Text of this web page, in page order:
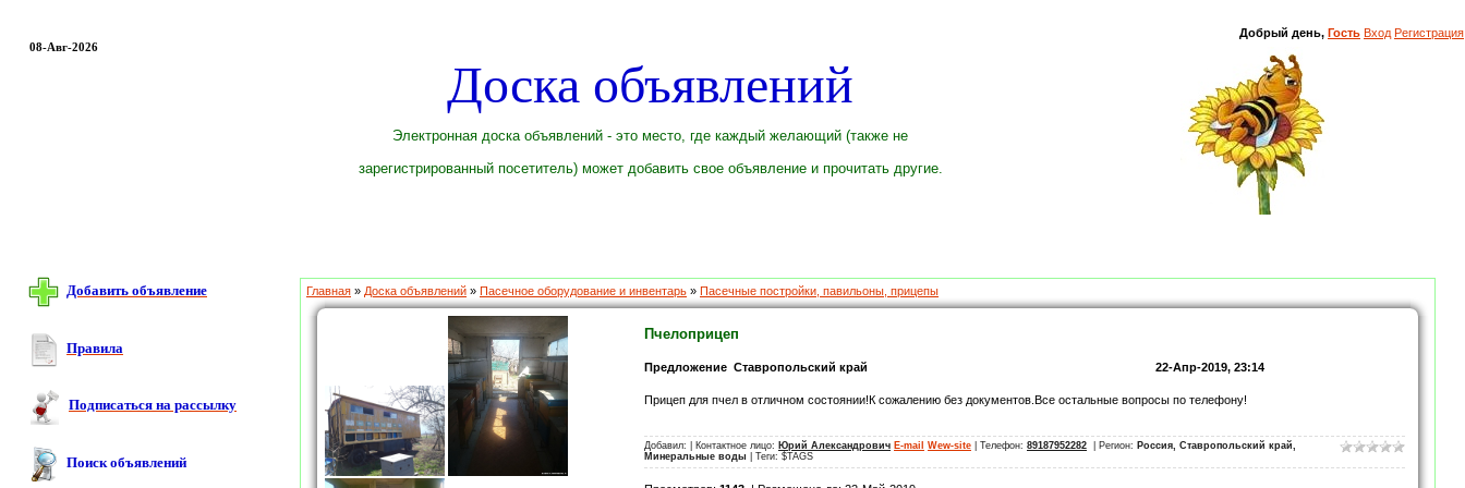
Добрый день, Гость Вход Регистрация
08-Авг-2026
Доска объявлений
Электронная доска объявлений - это место, где каждый желающий (также не
зарегистрированный посетитель) может добавить свое объявление и прочитать другие.
Добавить объявление
Правила
Подписаться на рассылку
Поиск объявлений
Главная » Доска объявлений » Пасечное оборудование и инвентарь » Пасечные постройки, павильоны, прицепы
Пчелоприцеп
Предложение Ставропольский край 22-Апр-2019, 23:14
Прицеп для пчел в отличном состоянии!К сожалению без документов.Все остальные вопросы по телефону!
Добавил: | Контактное лицо: Юрий Александрович E-mail Wew-site | Телефон: 89187952282 | Регион: Россия, Ставропольский край,
Минеральные воды | Теги: $TAGS